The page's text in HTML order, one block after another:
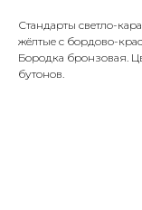
Стандарты светло-
жёлтые с бордово-
Бородка бронзовая.
бутонов.